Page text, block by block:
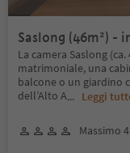
Saslong (46m²) -
La camera Saslong
matrimoniale, una
balcone o un giardino
dell’Alto A... Leggi
Massimo